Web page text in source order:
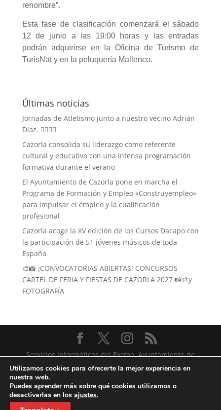
renombre”.
Esta fase de clasificación comenzará el sábado
12 de junio a las 19:00 horas y las entradas
podrán adquirirse en la Oficina de Turismo de
TurisNat y en la peluquería Mallenco.
Últimas noticias
Jornadas de Atletismo junto a nuestro vecino Adrián
Díaz. 🏃‍♀️🏃‍♂️
Cazorla consolida su liderazgo como referente
cultural y educativo con una intensa programación
formativa durante el verano
El Ayuntamiento de Cazorla pone en marcha el
Programa de Formación y Empleo «Construyempleo»
para impulsar el empleo y la cualificación
profesional
Cazorla acoge la XV edición de los Cursos Dacapo con
la participación de 51 jóvenes músicos de toda
España
🎨📸 ¡CONVOCATORIAS ABIERTAS! CONCURSOS
CARTEL DE FERIA Y FIESTAS DE CAZORLA 2027 📸🎨y
FOTOGRAFÍA
Servicios Informáticos del Excmo. Ayuntamiento de
Cazorla
Utilizamos cookies para ofrecerte la mejor experiencia en
nuestra web.
Puedes aprender más sobre qué cookies utilizamos o
desactivarlas en los ajustes.